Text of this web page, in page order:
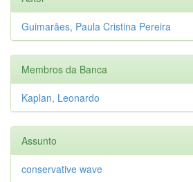
Guimarães, Paula Cristina Pereira
Membros da Banca
Kaplan, Leonardo
Assunto
conservative wave